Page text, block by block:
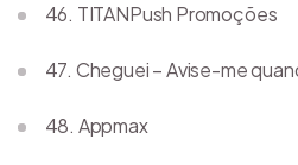
46. TITANPush Promoções
47. Cheguei – Avise-me
48. Appmax